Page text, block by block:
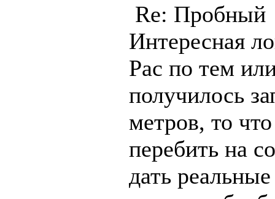
Re: Пробный
Интересная
Рас по тем
получилось
метров, то
перебить на
дать